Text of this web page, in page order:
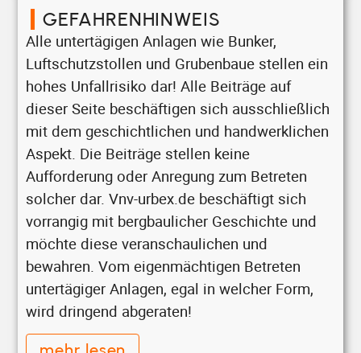
GEFAHRENHINWEIS
Alle untertägigen Anlagen wie Bunker,
Luftschutzstollen und Grubenbaue stellen ein
hohes Unfallrisiko dar! Alle Beiträge auf
dieser Seite beschäftigen sich ausschließlich
mit dem geschichtlichen und handwerklichen
Aspekt. Die Beiträge stellen keine
Aufforderung oder Anregung zum Betreten
solcher dar. Vnv-urbex.de beschäftigt sich
vorrangig mit bergbaulicher Geschichte und
möchte diese veranschaulichen und
bewahren. Vom eigenmächtigen Betreten
untertägiger Anlagen, egal in welcher Form,
wird dringend abgeraten!